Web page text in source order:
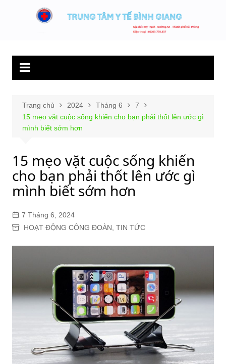
dung
Trung tâm y tế
Hết lòng phục vụ người bệnh và sức khỏe cộng đồng.
Trang chủ 2024 Tháng 6
7
15 mẹo vặt cuộc sống khiến cho bạn phải thốt lên ước gì
mình biết sớm hơn
15 mẹo vặt cuộc sống khiến
cho bạn phải thốt lên ước gì
mình biết sớm hơn
7 Tháng 6, 2024
HOẠT ĐỘNG CÔNG ĐOÀN TIN TỨC